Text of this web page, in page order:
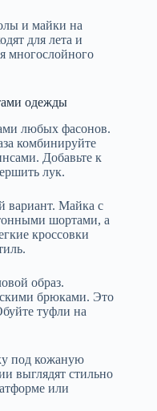
и майки на
для лета и
многослойного
одежды
любых фасонов.
комбинируйте
Добавьте к
лук.
вариант. Майка с
шортами, а
кроссовки
образ.
брюками. Это
туфли на
под кожаную
выглядят стильно
или